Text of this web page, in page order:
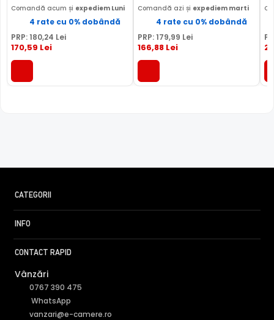
FILTRU IR MECANIC (ICR / IR Cut Fillter)
autoretractabil ce filtreaza lumina in infrarosu pe timpul
zilei, pentru a evita anumitele defecte de afisare a
culorilor, iar pe timpul noptii acesta este retras pentru a
permite luminii in infrarosu sa treaca, imbunatatind
vizibilitatea camerei in modul alb/negru.
Comandă acum și expediem Luni
4 rate cu 0% dobândă
PRP: 180,24 Lei
170,59 Lei
Comandă azi și expediem marti
4 rate cu 0% dobândă
PRP: 179,99 Lei
166,88 Lei
CATEGORII
INFO
CONTACT RAPID
Vânzări
0767 390 475
WhatsApp
vanzari@e-camere.ro